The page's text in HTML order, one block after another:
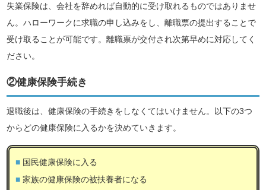
失業保険は、会社を辞めれば自動的に受け取れるものではありませ
ん。ハローワークに求職の申し込みをし、離職票の提出することで
受け取ることが可能です。離職票が交付され次第早めに対応してく
ださい。
②健康保険手続き
退職後は、健康保険の手続きをしなくてはいけません。以下の3つ
からどの健康保険に入るかを決めていきます。
国民健康保険に入る
家族の健康保険の被扶養者になる